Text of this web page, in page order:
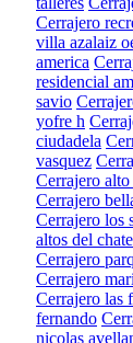
Cerrajero
villa azalaiz
america
residencial
savio
yofre h
ciudadela
vasquez
Cerrajero
Cerrajero
Cerrajero los
altos del
Cerrajero
Cerrajero
Cerrajero las
fernando
nicolas